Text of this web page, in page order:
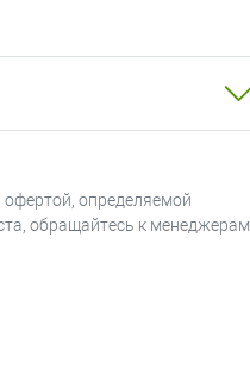
обеспечивающими
определяемой
обращайтесь к менеджерам